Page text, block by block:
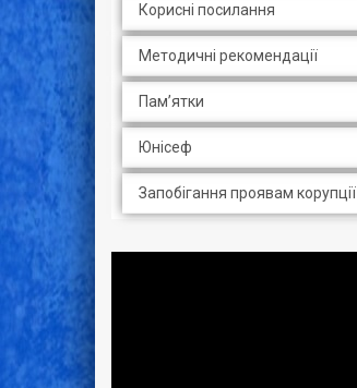
Корисні посилання
Методичні рекомендації
Пам’ятки
Юнісеф
Запобігання проявам корупції